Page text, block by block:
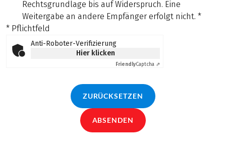
Rechtsgrundlage bis auf Widerspruch. Eine
Weitergabe an andere Empfänger erfolgt nicht. *
* Pflichtfeld
Anti-Roboter-Verifizierung
Hier klicken
FriendlyCaptcha ⇗
ZURÜCKSETZEN
ABSENDEN